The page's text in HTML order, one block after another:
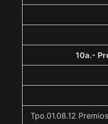
10a.-
Tpo.01.08.12